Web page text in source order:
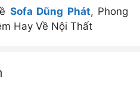
Sofa Dũng Phát, Phong
Hay Về Nội Thất